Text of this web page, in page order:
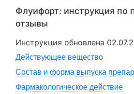
Флуифорт: инструкция по
отзывы
Инструкция обновлена
Действующее вещество
Состав и форма выпуска
Фармакологическое действие